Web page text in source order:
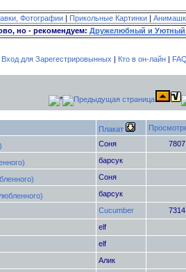
Фотографии | Прикольные Картинки |
но - рекомендуем: Дружелюбный и Уютный
Вход для Зарегестрировынных | Кто в он-лайн| FAQ
Плакат
Cоня 7807
барсук
Cоня
барсук
Cucumber 7314
elf
elf
Алик